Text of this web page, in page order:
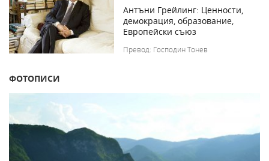
Антъни Грейлинг: Ценности,
демокрация, образование,
Европейски съюз
Превод: Господин Тонев
ФОТОПИСИ